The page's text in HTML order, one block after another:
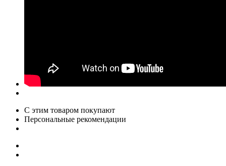
С этим товаром покупают
Персональные рекомендации